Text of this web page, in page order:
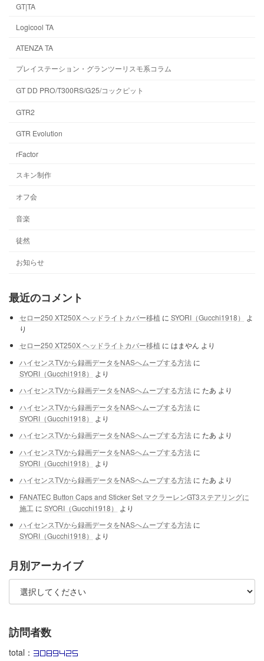
GT|TA
Logicool TA
ATENZA TA
プレイステーション・グランツーリスモ系コラム
GT DD PRO/T300RS/G25/コックピット
GTR2
GTR Evolution
rFactor
スキン制作
オフ会
音楽
徒然
お知らせ
最近のコメント
セロー250 XT250X ヘッドライトカバー移植 に SYORI（Gucchi1918）
よ
り
セロー250 XT250X ヘッドライトカバー移植 に はまやん より
ハイセンスTVから録画データをNASへムーブする方法に
SYORI（Gucchi1918）
より
ハイセンスTVから録画データをNASへムーブする方法に たあ より
ハイセンスTVから録画データをNASへムーブする方法に
SYORI（Gucchi1918）
より
ハイセンスTVから録画データをNASへムーブする方法に たあ より
ハイセンスTVから録画データをNASへムーブする方法に
SYORI（Gucchi1918）
より
ハイセンスTVから録画データをNASへムーブする方法に たあ より
FANATEC Button Caps and Sticker Set マクラーレンGT3ステアリングに
施工 に SYORI（Gucchi1918）
より
ハイセンスTVから録画データをNASへムーブする方法に
SYORI（Gucchi1918）
より
月別アーカイブ
訪問者数
total：